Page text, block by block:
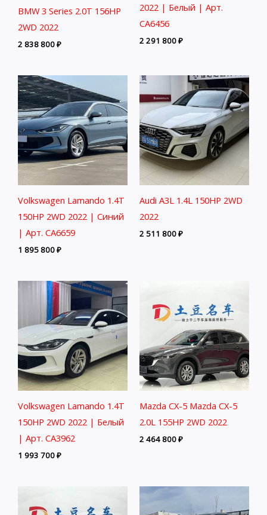
BMW 3 Series 2.0T 156HP
2WD 2022
2 838 800₽
2022 | Белый | Арт.
CA6456
2 291 800₽
Volkswagen Lamando 1.4T
150HP 2WD 2022 | Синий
| Арт. CA6659
1 895 800₽
Audi A3L 1.4L 150HP 2WD
2022
2 511 800₽
Volkswagen Lamando 1.4T
150HP 2WD 2022 | Белый
| Арт. CA3962
1 993 700₽
Mazda CX-5 Mazda CX-5
2.0L 155HP 2WD 2022
2 464 800₽